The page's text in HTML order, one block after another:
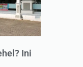
Ini